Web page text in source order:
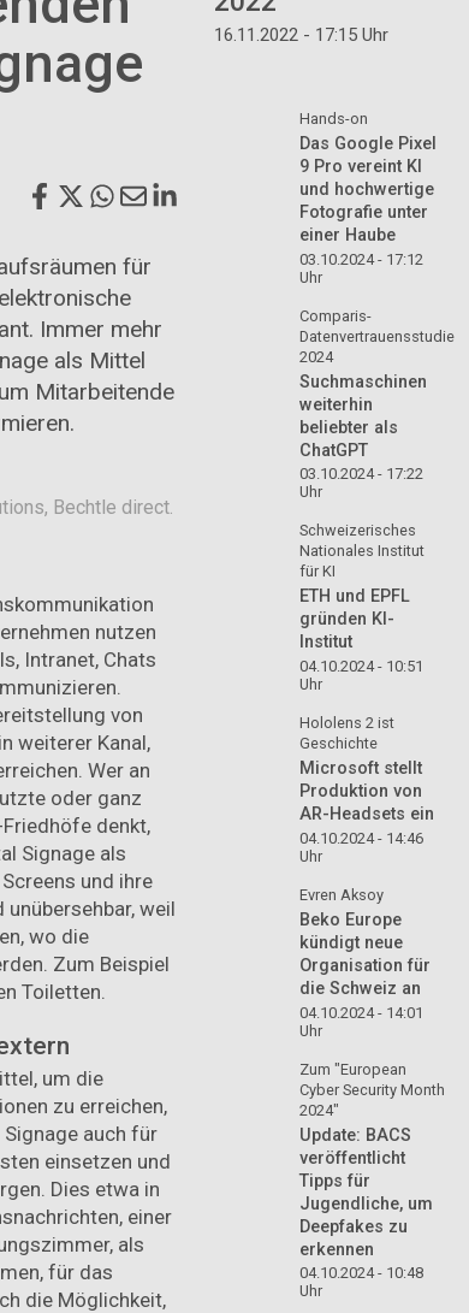
für
Immer mehr
als Mittel
Mitarbeitende
Bechtle direct.
nutzen
Intranet, Chats
von
weiterer Kanal,
Wer an
oder ganz
denkt,
Signage als
und ihre
weil
wo die
Zum Beispiel
Toiletten.
um die
zu erreichen,
auch für
einsetzen und
Dies etwa in
einer
als
für das
die Möglichkeit,
16.11.2022 - 17:15 Uhr
Hands-on
Das Google Pixel
9 Pro vereint KI
und hochwertige
Fotografie unter
einer Haube
03.10.2024 - 17:12
Uhr
Comparis-
Datenvertrauensstudie
2024
Suchmaschinen
weiterhin
beliebter als
ChatGPT
03.10.2024 - 17:22
Uhr
Schweizerisches
Nationales Institut
für KI
ETH und EPFL
gründen KI-
Institut
04.10.2024 - 10:51
Uhr
Hololens 2 ist
Geschichte
Microsoft stellt
Produktion von
AR-Headsets ein
04.10.2024 - 14:46
Uhr
Evren Aksoy
Beko Europe
kündigt neue
Organisation für
die Schweiz an
04.10.2024 - 14:01
Uhr
Zum "European
Cyber Security Month
2024"
Update: BACS
veröffentlicht
Tipps für
Jugendliche, um
Deepfakes zu
erkennen
04.10.2024 - 10:48
Uhr